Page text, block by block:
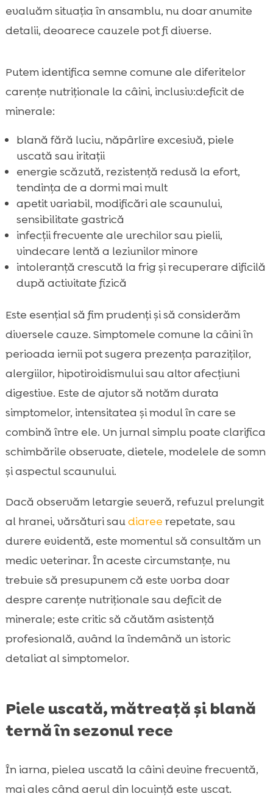
evaluăm situația în ansamblu, nu doar anumite
detalii, deoarece cauzele pot fi diverse.
Putem identifica semne comune ale diferitelor
carențe nutriționale la câini, inclusiv:deficit de
minerale:
blană fără luciu, năpârlire excesivă, piele
uscată sau iritații
energie scăzută, rezistență redusă la efort,
tendința de a dormi mai mult
apetit variabil, modificări ale scaunului,
sensibilitate gastrică
infecții frecvente ale urechilor sau pielii,
vindecare lentă a leziunilor minore
intoleranță crescută la frig și recuperare dificilă
după activitate fizică
Este esențial să fim prudenți și să considerăm
diversele cauze. Simptomele comune la câini în
perioada iernii pot sugera prezența paraziților,
alergiilor, hipotiroidismului sau altor afecțiuni
digestive. Este de ajutor să notăm durata
simptomelor, intensitatea și modul în care se
combină între ele. Un jurnal simplu poate clarifica
schimbările observate, dietele, modelele de somn
și aspectul scaunului.
Dacă observăm letargie severă, refuzul prelungit
al hranei, vărsături saudiaree repetate, sau
durere evidentă, este momentul să consultăm un
medic veterinar. În aceste circumstanțe, nu
trebuie să presupunem că este vorba doar
despre carențe nutriționale sau deficit de
minerale; este critic să căutăm asistență
profesională, având la îndemână un istoric
detaliat al simptomelor.
Piele uscată, mătreață și blană
ternă în sezonul rece
În iarna, pielea uscată la câini devine frecventă,
mai ales când aerul din locuință este uscat.